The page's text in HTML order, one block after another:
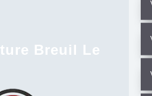
Breuil Le